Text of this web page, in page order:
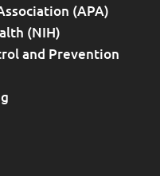
(APA)
(NIH)
and Prevention